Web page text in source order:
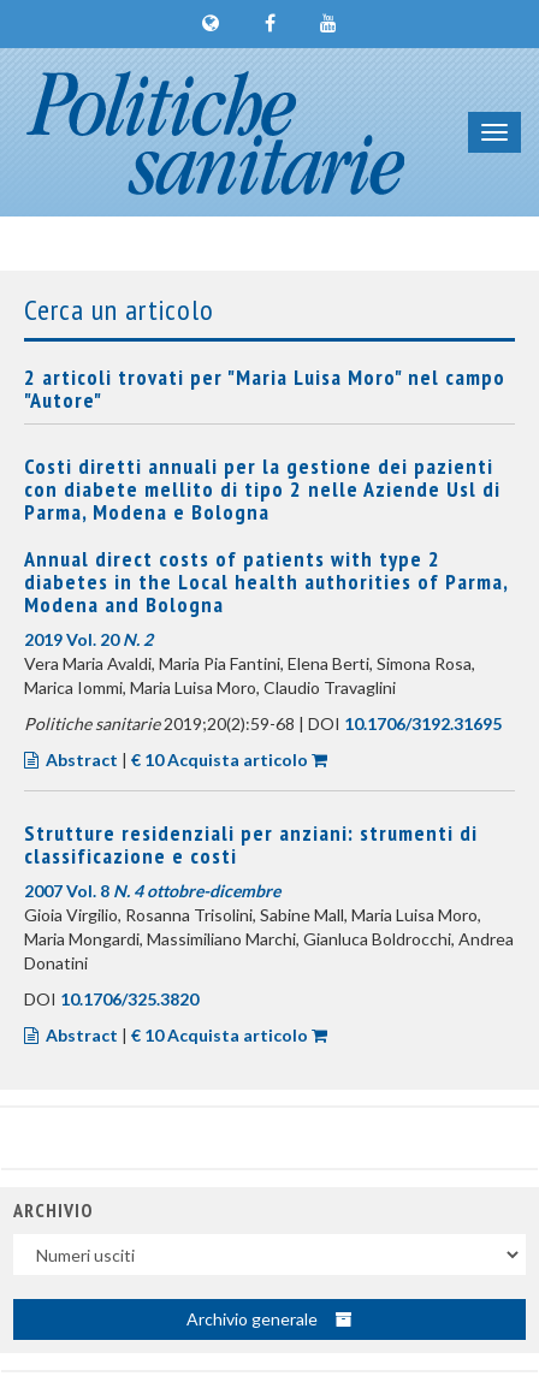
Cerca un articolo
2 articoli trovati per "Maria Luisa Moro" nel campo
"Autore"
Costi diretti annuali per la gestione dei pazienti
con diabete mellito di tipo 2 nelle Aziende Usl di
Parma, Modena e Bologna
Annual direct costs of patients with type 2
diabetes in the Local health authorities of Parma,
Modena and Bologna
2019 Vol. 20N. 2
Vera Maria Avaldi, Maria Pia Fantini, Elena Berti, Simona Rosa,
Marica Iommi, Maria Luisa Moro, Claudio Travaglini
Politiche sanitarie2019;20(2):59-68 | DOI 10.1706/3192.31695
Abstract | € 10 Acquista articolo
Strutture residenziali per anziani: strumenti di
classificazione e costi
2007 Vol. 8 N. 4 ottobre-dicembre
Gioia Virgilio, Rosanna Trisolini, Sabine Mall, Maria Luisa Moro,
Maria Mongardi, Massimiliano Marchi, Gianluca Boldrocchi, Andrea
Donatini
DOI 10.1706/325.3820
Abstract | € 10 Acquista articolo
ARCHIVIO
Archivio generale